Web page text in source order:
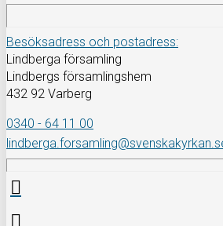
Besöksadress och postadress:
Lindberga församling
Lindbergs församlingshem
432 92 Varberg
0340 - 64 11 00